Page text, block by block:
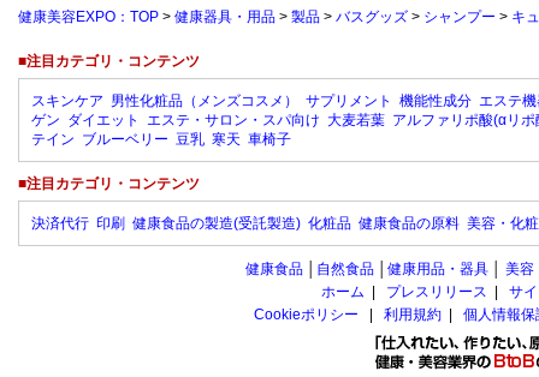
健康美容EXPO：TOP > 健康器具・用品 > 製品 > バスグッズ > シャンプー > キ
■注目カテゴリ・コンテンツ
スキンケア 男性化粧品（メンズコスメ） サプリメント 機能性成分 エステ
ゲン ダイエット エステ・サロン・スパ向け 大麦若葉 アルファリポ酸(αリポ
テイン ブルーベリー 豆乳 寒天 車椅子
■注目カテゴリ・コンテンツ
決済代行 印刷 健康食品の製造(受託製造) 化粧品 健康食品の原料 美容・化
健康食品 自然食品 健康用品・器具 美容
ホーム
プレスリリース
サ
Cookieポリシー
利用規約 個人情報